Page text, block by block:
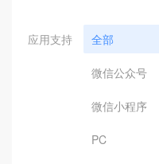
应用支持 全部
微信公众号
微信小程序
PC